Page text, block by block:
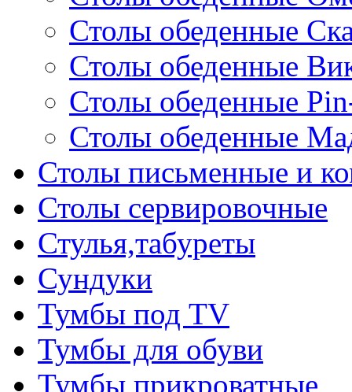
Столы обеденные
Столы обеденные
Столы обеденные
Столы обеденные
Столы письменные и
Столы сервировочные
Стулья,табуреты
Сундуки
Тумбы под TV
Тумбы для обуви
Тумбы прикроватные